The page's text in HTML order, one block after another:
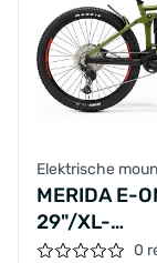
Elektrische
MERIDA E-
29"/XL-
45CM/
0